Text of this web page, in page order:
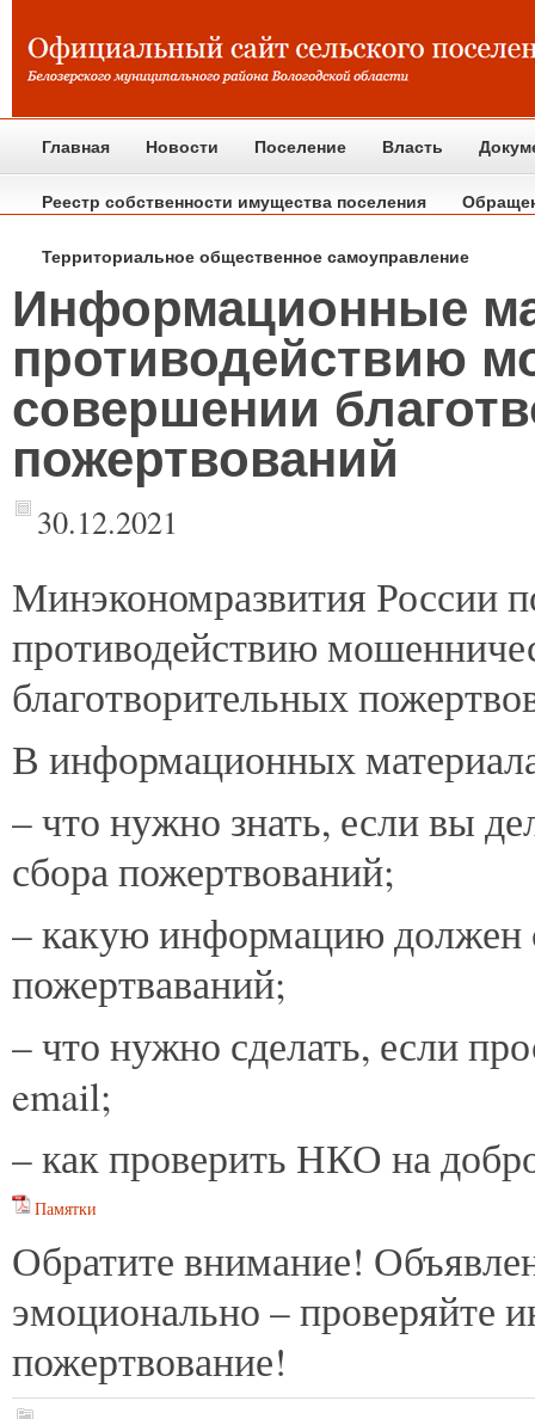
Главная Новости Поселение Власть
Реестр собственности имущества поселения
Территориальное общественное самоуправление
Информационные
противодействию
совершении
пожертвований
30.12.2021
Минэкономразвития России
противодействию
благотворительных
В информационных
– что нужно знать, если вы
сбора пожертвований;
– какую информацию должен
пожертваваний;
– что нужно сделать, если
email;
– как проверить НКО на
Памятки
Обратите внимание!
эмоционально – проверяйте
пожертвование!